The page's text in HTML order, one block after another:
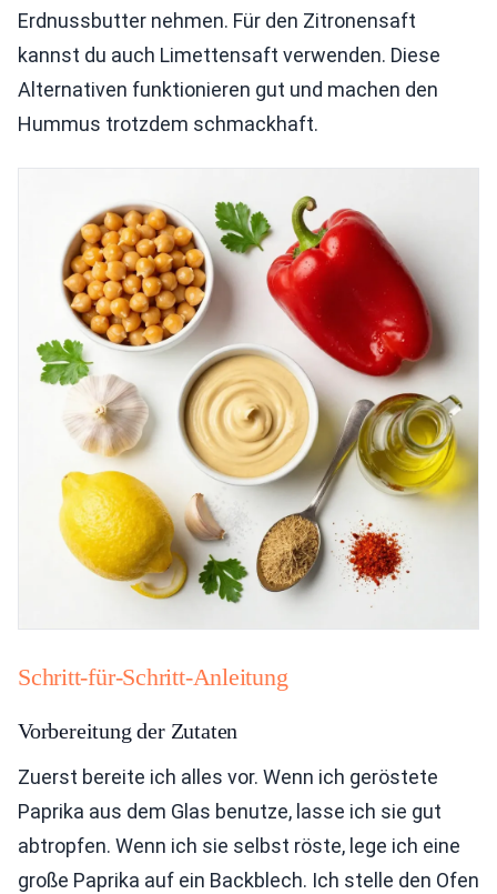
Erdnussbutter nehmen. Für den Zitronensaft
kannst du auch Limettensaft verwenden. Diese
Alternativen funktionieren gut und machen den
Hummus trotzdem schmackhaft.
Schritt-für-Schritt-Anleitung
Vorbereitung der Zutaten
Zuerst bereite ich alles vor. Wenn ich geröstete
Paprika aus dem Glas benutze, lasse ich sie gut
abtropfen. Wenn ich sie selbst röste, lege ich eine
große Paprika auf ein Backblech. Ich stelle den Ofen